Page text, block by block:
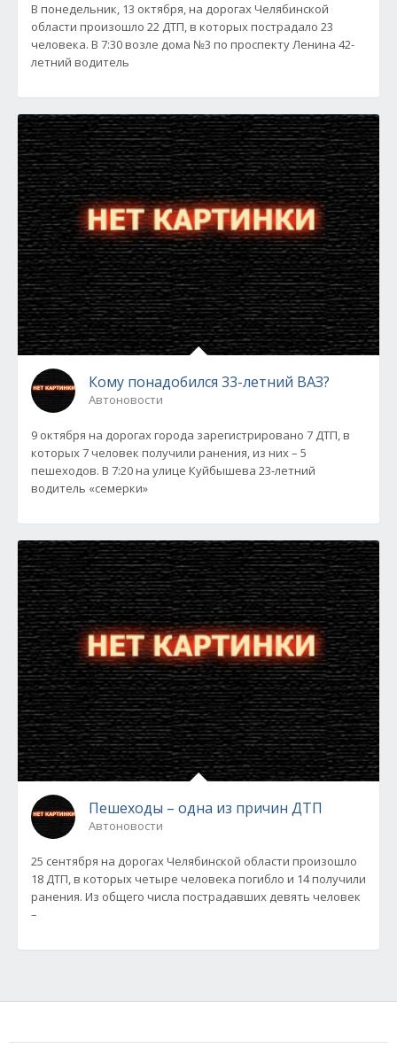
В понедельник, 13 октября, на дорогах Челябинской
области произошло 22 ДТП, в которых пострадало 23
человека. В 7:30 возле дома №3 по проспекту Ленина 42-
летний водитель
Кому понадобился 33-летний ВАЗ?
Автоновости
9 октября на дорогах города зарегистрировано 7 ДТП, в
которых 7 человек получили ранения, из них – 5
пешеходов. В 7:20 на улице Куйбышева 23-летний
водитель «семерки»
Пешеходы – одна из причин ДТП
Автоновости
25 сентября на дорогах Челябинской области произошло
18 ДТП, в которых четыре человека погибло и 14 получили
ранения. Из общего числа пострадавших девять человек
–